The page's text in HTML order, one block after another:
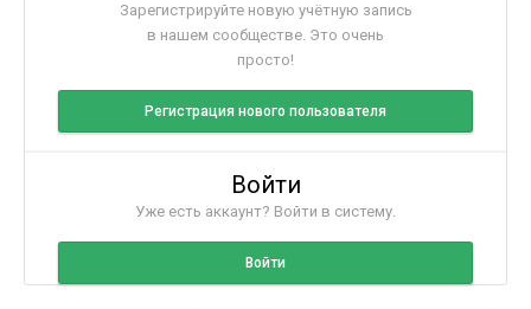
Зарегистрируйте новую учётную запись
в нашем сообществе. Это очень
просто!
Регистрация нового пользователя
Войти
Уже есть аккаунт? Войти в систему.
Войти